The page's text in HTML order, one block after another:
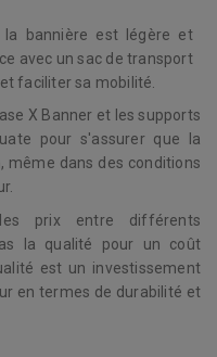
la bannière est légère et
avec un sac de transport
faciliter sa mobilité.
X Banner et les supports
pour s'assurer que la
même dans des conditions
prix entre différents
la qualité pour un coût
est un investissement
en termes de durabilité et